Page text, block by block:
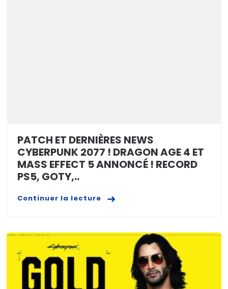
PATCH ET DERNIÈRES NEWS
CYBERPUNK 2077 ! DRAGON AGE 4 ET
MASS EFFECT 5 ANNONCÉ ! RECORD
PS5, GOTY,..
Continuer la lecture